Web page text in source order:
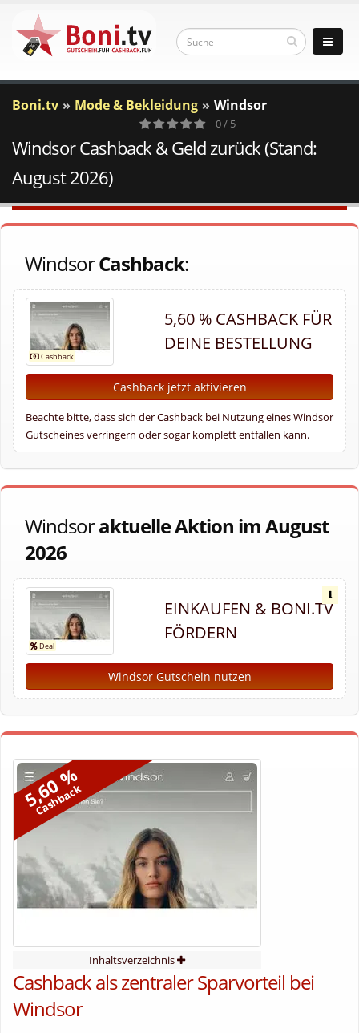
Boni.tv Mode & Bekleidung Windsor
0
Votes
0 / 5
Windsor Cashback & Geld zurück (Stand:
August 2026)
WindsorCashback:
5,60 % CASHBACK FÜR
DEINE BESTELLUNG
Cashback jetzt aktivieren
Beachte bitte, dass sich der Cashback bei Nutzung eines Windsor
Gutscheines verringern oder sogar komplett entfallen kann.
Windsoraktuelle Aktion im August
2026
EINKAUFEN & BONI.TV
FÖRDERN
Windsor Gutschein nutzen
5,60 %
Cashback
Inhaltsverzeichnis
Cashback als zentraler Sparvorteil bei
Windsor